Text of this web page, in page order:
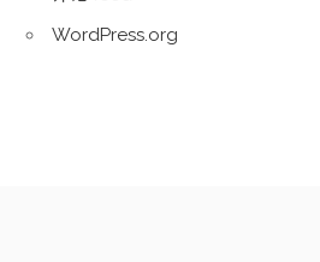
WordPress.org